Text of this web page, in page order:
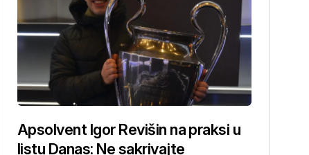
Apsolvent Igor Revišin na praksi u
listu Danas: Ne sakrivajte